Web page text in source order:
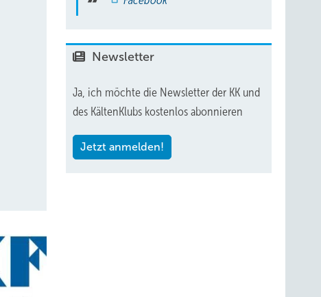
Newsletter
Ja, ich möchte die Newsletter der KK und
des KältenKlubs kostenlos abonnieren
Jetzt anmelden!